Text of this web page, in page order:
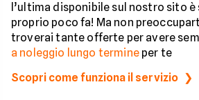
l’ultima disponibile sul nostro sito
proprio poco fa! Ma non
troverai tante offerte per avere
a noleggio lungo termineper te
Scopri come funziona il servizio